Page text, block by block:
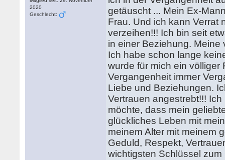
2020
Geschlecht:
getäuscht ... Mein Ex-
Frau. Und ich kann Verrat
verzeihen!!! Ich bin seit
in einer Beziehung.
Ich habe schon lange
wurde für mich ein völliger
Vergangenheit immer
Liebe und Beziehungen.
Vertrauen angestrebt!!!
möchte, dass mein
glückliches Leben mit
meinem Alter mit meinem
Geduld, Respekt,
wichtigsten Schlüssel